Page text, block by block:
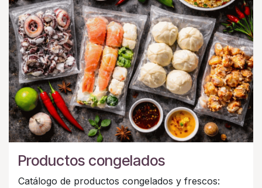
Productos congelados
Catálogo de productos congelados y frescos: